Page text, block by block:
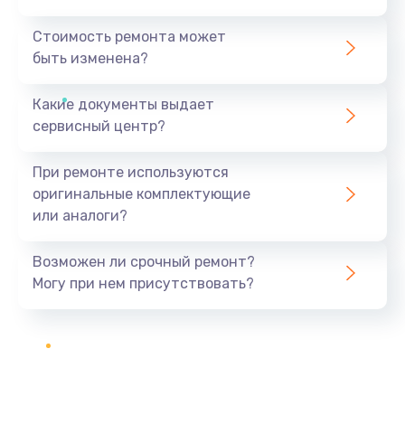
Стоимость ремонта может
быть изменена?
Какие документы выдает
сервисный центр?
При ремонте используются
оригинальные комплектующие
или аналоги?
Возможен ли срочный ремонт?
Могу при нем присутствовать?